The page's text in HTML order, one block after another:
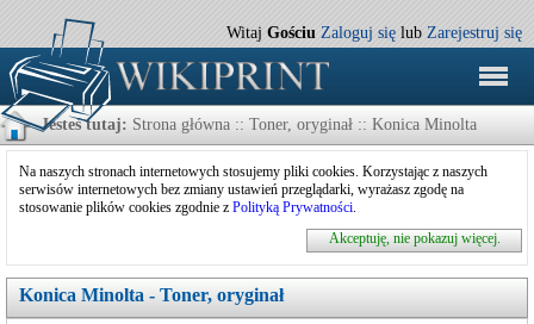
Witaj Gościu Zaloguj się lub Zarejestruj się
Jesteś tutaj: Strona główna :: Toner, oryginał :: Konica Minolta
Na naszych stronach internetowych stosujemy pliki cookies. Korzystając z naszych
serwisów internetowych bez zmiany ustawień przeglądarki, wyrażasz zgodę na
stosowanie plików cookies zgodnie z Polityką Prywatności.
Akceptuję, nie pokazuj więcej.
Konica Minolta - Toner, oryginał